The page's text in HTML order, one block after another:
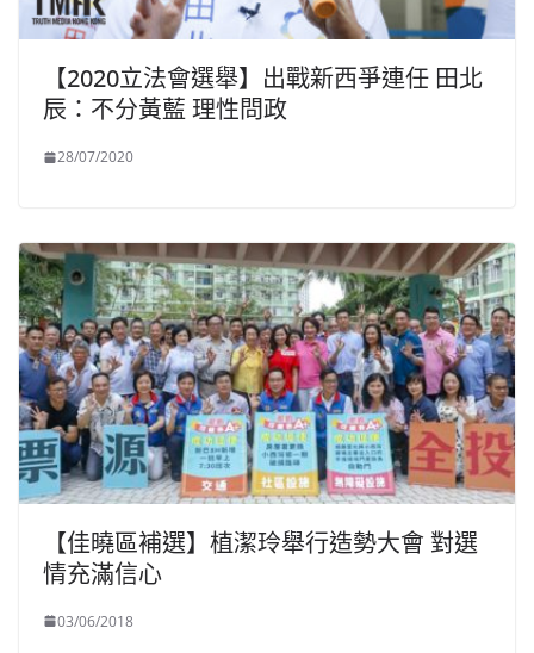
【2020立法會選舉】出戰新西爭連任 田北
辰：不分黃藍 理性問政
28/07/2020
【佳曉區補選】植潔玲舉行造勢大會 對選
情充滿信心
03/06/2018